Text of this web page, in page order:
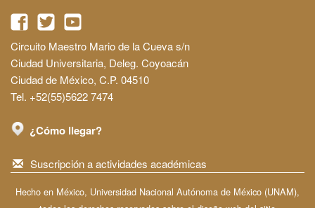
Circuito Maestro Mario de la Cueva s/n
Ciudad Universitaria, Deleg. Coyoacán
Ciudad de México, C.P. 04510
Tel. +52(55)5622 7474
¿Cómo llegar?
Suscripción a actividades académicas
Hecho en México, Universidad Nacional Autónoma de México (UNAM),